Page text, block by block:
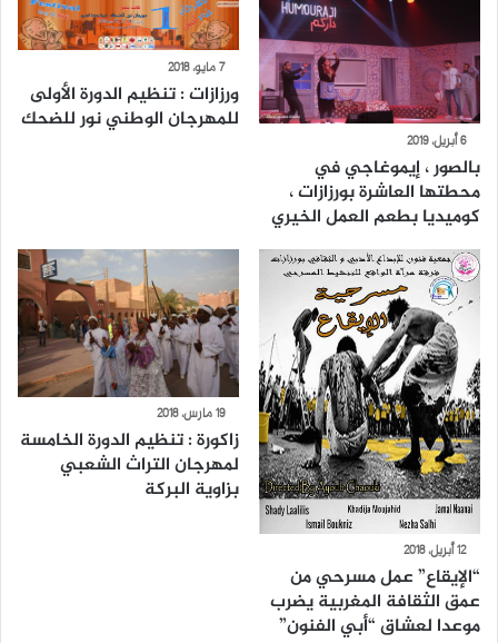
6 أبريل، 2019
بالصور ، إيموغاجي في
محطتها العاشرة بورزازات ،
كوميديا بطعم العمل الخيري
7 مايو، 2018
ورزازات : تنظيم الدورة الأولى
للمهرجان الوطني نور للضحك
12 أبريل، 2018
“الإيقاع” عمل مسرحي من
عمق الثقافة المغربية يضرب
موعدا لعشاق “أبي الفنون”
19 مارس، 2018
زاكورة : تنظيم الدورة الخامسة
لمهرجان التراث الشعبي
بزاوية البركة